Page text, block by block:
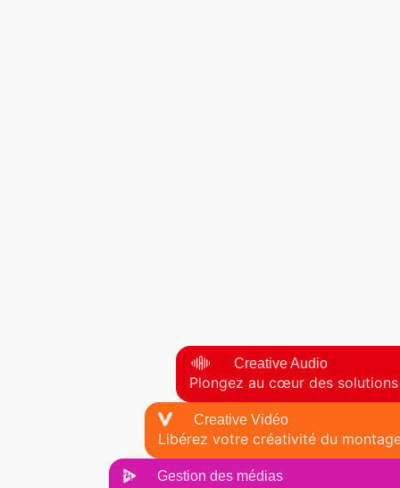
Creative Audio
Plongez au cœur des
Creative Vidéo
Libérez votre créativité du
Gestion des médias